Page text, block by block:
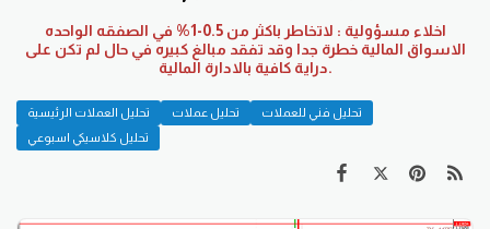
اخلاء مسؤولية : لاتخاطر باكثر من 0.5-1% في الصفقه الواحده
الاسواق المالية خطرة جدا وقد تفقد مبالغ كبيره في حال لم تكن على
دراية كافية بالادارة المالية.
تحليل العملات الرئيسية تحليل عملات
تحليل فني للعملات
تحليل كلاسيكي اسبوعي